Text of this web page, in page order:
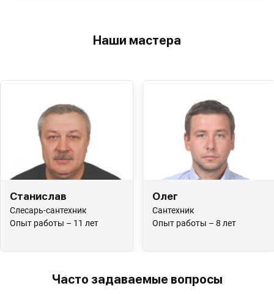
Наши мастера
Станислав
Слесарь-сантехник
Опыт работы – 11 лет
Олег
Сантехник
Опыт работы – 8 лет
Часто задаваемые вопросы